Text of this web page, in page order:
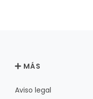
MÁS
Aviso legal